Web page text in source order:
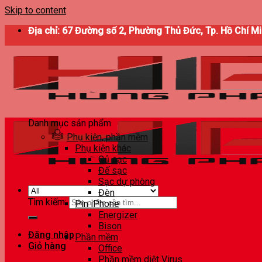
Skip to content
Địa chỉ: 67 Đường số 2, Phường Thủ Đức, Tp. Hồ Chí
Tìm kiếm:
Đăng nhập
Giỏ hàng
Danh mục sản phẩm
Phụ kiện, phần mềm
Phụ kiện khác
Củ sạc
Đế sạc
Sạc dự phòng
Đèn
Pin iPhone
Energizer
Bison
Phần mềm
Office
Phần mềm diệt Virus